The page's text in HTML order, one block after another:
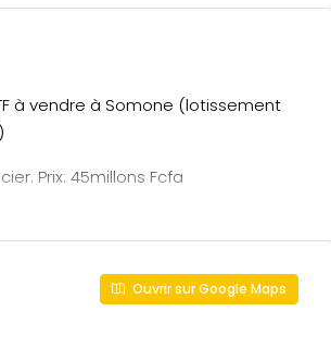
à vendre à Somone (lotissement
Prix: 45millons Fcfa
Ouvrir sur Google Maps